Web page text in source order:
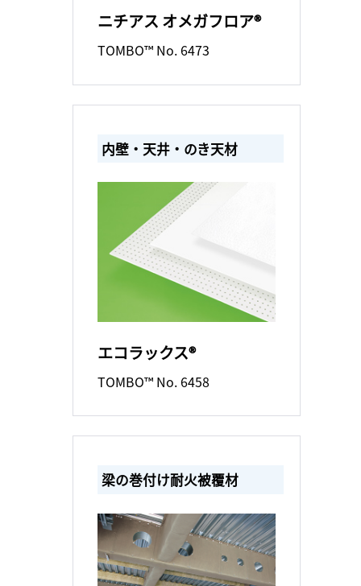
ニチアス オメガフロア®
TOMBO™ No. 6473
内壁・天井・のき天材
エコラックス®
TOMBO™ No. 6458
梁の巻付け耐火被覆材